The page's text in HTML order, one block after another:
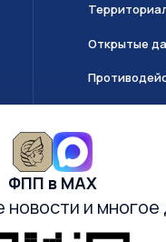
Открытые
О системе
Часто
ФПП в МАХ
новости и многое